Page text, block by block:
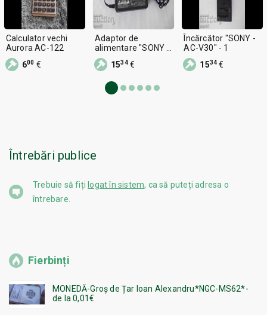
Calculator vechi
Aurora AC-122
600 €
Adaptor de
alimentare "SONY -
AC-L10A" funcțional
1534€
Încărcător "SONY -
AC-V30" - 1
1534 €
Întrebări publice
Trebuie să fiți logat în sistem, ca să puteți adresa o
întrebare.
Fierbinți
MONEDĂ-Groș de Țar Ioan Alexandru*NGC-MS62*-
de la 0,01€